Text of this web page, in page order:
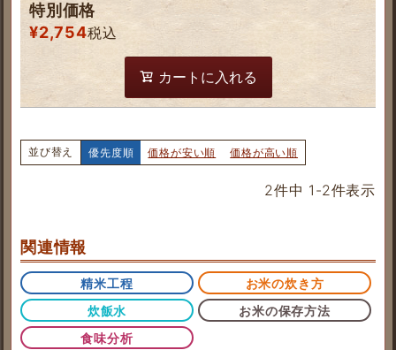
特別価格
¥2,754税込
カートに入れる
並び替え 優先度順 価格が安い順 価格が高い順
2件中 1 -2件表示
関連情報
精米工程
お米の炊き方
炊飯水
お米の保存方法
食味分析